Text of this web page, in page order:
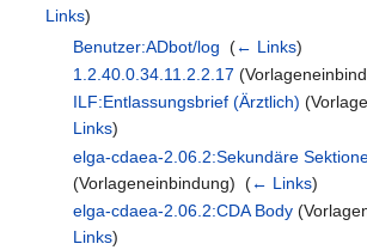
Links)
Benutzer:ADbot/log (← Links)
1.2.40.0.34.11.2.2.17
ILF:Entlassungsbrief (Ärztlich)
Links)
elga-cdaea-2.06.2:Sekundäre
(Vorlageneinbindung) ‎ (← Links)
elga-cdaea-2.06.2:CDA Body
Links)